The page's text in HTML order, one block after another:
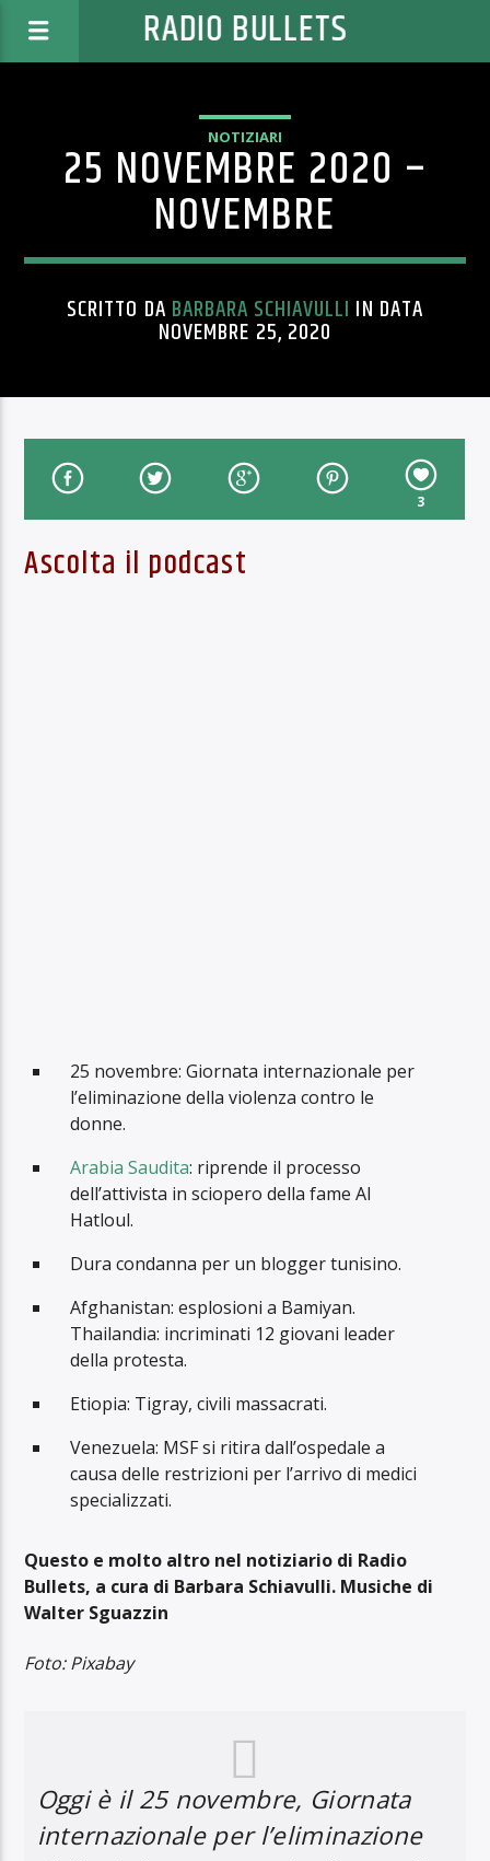
RADIO BULLETS
NOTIZIARI
25 NOVEMBRE 2020 –
NOVEMBRE
SCRITTO DA BARBARA SCHIAVULLI IN DATA
NOVEMBRE 25, 2020
3
Ascolta il podcast
25 novembre: Giornata internazionale per
l’eliminazione della violenza contro le
donne.
Arabia Saudita: riprende il processo
dell’attivista in sciopero della fame Al
Hatloul.
Dura condanna per un blogger tunisino.
Afghanistan: esplosioni a Bamiyan.
Thailandia: incriminati 12 giovani leader
della protesta.
Etiopia: Tigray, civili massacrati.
Venezuela: MSF si ritira dall’ospedale a
causa delle restrizioni per l’arrivo di medici
specializzati.
Questo e molto altro nel notiziario di Radio
Bullets, a cura di Barbara Schiavulli. Musiche di
Walter Sguazzin
Foto: Pixabay
Oggi è il 25 novembre, Giornata
internazionale per l’eliminazione